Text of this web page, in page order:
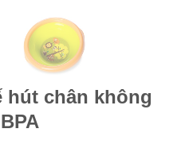
hút chân không